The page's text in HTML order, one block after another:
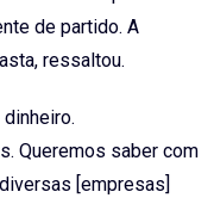
de partido. A
ressaltou.
Queremos saber com
[empresas]